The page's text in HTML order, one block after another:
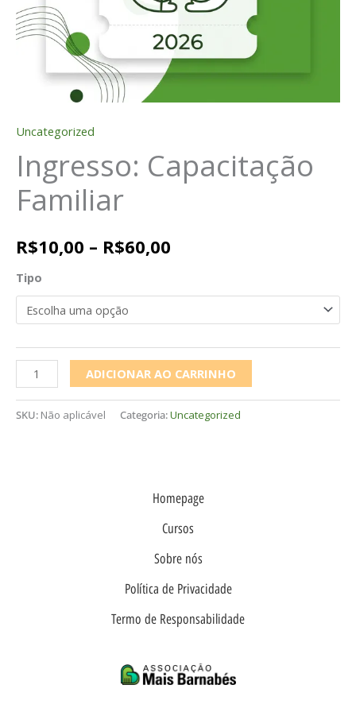
Uncategorized
Ingresso: Capacitação
Familiar
R$10,00 – R$60,00
Tipo
ADICIONAR AO CARRINHO
SKU: Não aplicável Categoria:Uncategorized
Homepage
Cursos
Sobre nós
Política de Privacidade
Termo de Responsabilidade